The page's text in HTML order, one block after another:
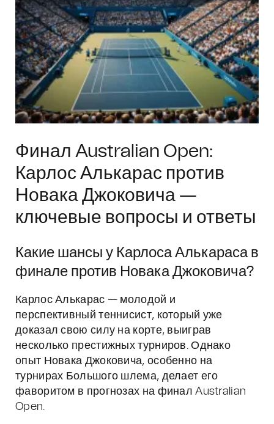
Финал Australian Open:
Карлос Алькарас против
Новака Джоковича —
ключевые вопросы и ответы
Какие шансы у Карлоса Алькараса в
финале против Новака Джоковича?
Карлос Алькарас — молодой и
перспективный теннисист, который уже
доказал свою силу на корте, выиграв
несколько престижных турниров. Однако
опыт Новака Джоковича, особенно на
турнирах Большого шлема, делает его
фаворитом в прогнозах на финал Australian
Open.